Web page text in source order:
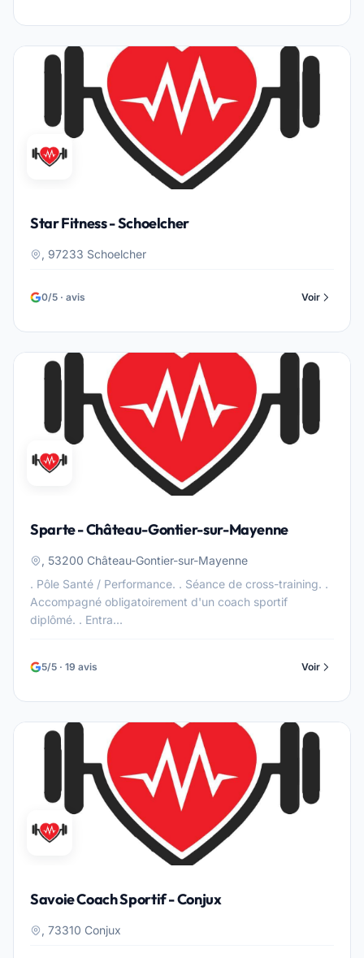
Star Fitness - Schoelcher
, 97233 Schoelcher
0/5 · avis Voir
Sparte - Château-Gontier-sur-Mayenne
, 53200 Château-Gontier-sur-Mayenne
. Pôle Santé / Performance. . Séance de cross-training. .
Accompagné obligatoirement d'un coach sportif
diplômé. . Entra...
5/5 · 19 avis Voir
Savoie Coach Sportif - Conjux
, 73310 Conjux